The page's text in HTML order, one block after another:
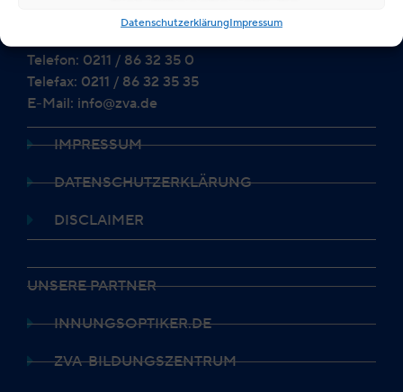
DatenschutzerklärungImpressum
40210 Düsseldorf
Telefon: 0211 / 86 32 35 0
Telefax: 0211 / 86 32 35 35
E-Mail: info@zva.de
IMPRESSUM
DATENSCHUTZERKLÄRUNG
DISCLAIMER
UNSERE PARTNER
INNUNGSOPTIKER.DE
ZVA-BILDUNGSZENTRUM